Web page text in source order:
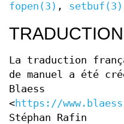
fopen(3) , setbuf(3)
TRADUCTION
La traduction
de manuel a été
Blaess
<https://
Stéphan Rafin